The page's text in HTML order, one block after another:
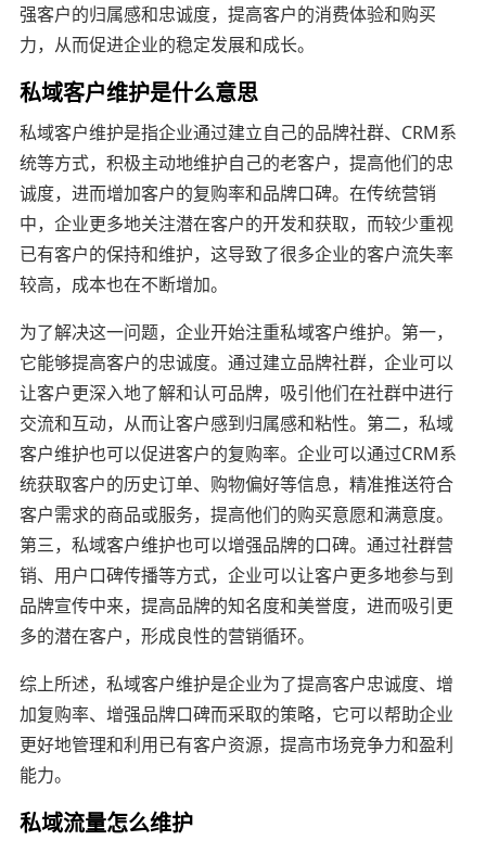
强客户的归属感和忠诚度，提高客户的消费体验和购买
力，从而促进企业的稳定发展和成长。
私域客户维护是什么意思
私域客户维护是指企业通过建立自己的品牌社群、CRM系
统等方式，积极主动地维护自己的老客户，提高他们的忠
诚度，进而增加客户的复购率和品牌口碑。在传统营销
中，企业更多地关注潜在客户的开发和获取，而较少重视
已有客户的保持和维护，这导致了很多企业的客户流失率
较高，成本也在不断增加。
为了解决这一问题，企业开始注重私域客户维护。第一，
它能够提高客户的忠诚度。通过建立品牌社群，企业可以
让客户更深入地了解和认可品牌，吸引他们在社群中进行
交流和互动，从而让客户感到归属感和粘性。第二，私域
客户维护也可以促进客户的复购率。企业可以通过CRM系
统获取客户的历史订单、购物偏好等信息，精准推送符合
客户需求的商品或服务，提高他们的购买意愿和满意度。
第三，私域客户维护也可以增强品牌的口碑。通过社群营
销、用户口碑传播等方式，企业可以让客户更多地参与到
品牌宣传中来，提高品牌的知名度和美誉度，进而吸引更
多的潜在客户，形成良性的营销循环。
综上所述，私域客户维护是企业为了提高客户忠诚度、增
加复购率、增强品牌口碑而采取的策略，它可以帮助企业
更好地管理和利用已有客户资源，提高市场竞争力和盈利
能力。
私域流量怎么维护